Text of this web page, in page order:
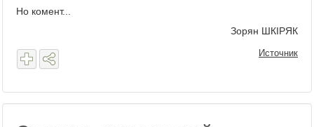
Но комент...
Зорян ШКІРЯК
Источник